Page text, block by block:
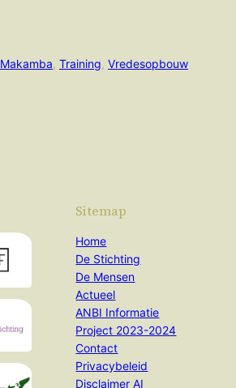
Makamba, Training, Vredesopbouw
Sitemap
Home
De Stichting
De Mensen
Actueel
ANBI Informatie
Project 2023-2024
Contact
Privacybeleid
Disclaimer AI